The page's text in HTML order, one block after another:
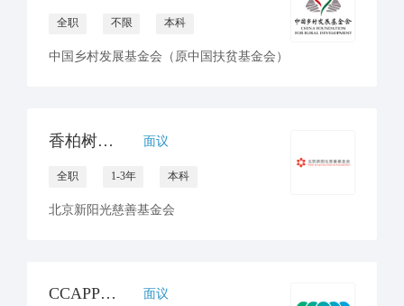
全职 不限 本科
中国乡村发展基金会（原中国扶贫基金会）
香柏树专项公益运营传播主管 面议
全职 1-3年 本科
北京新阳光慈善基金会
CCAPP秘书处 招聘传播官员 面议